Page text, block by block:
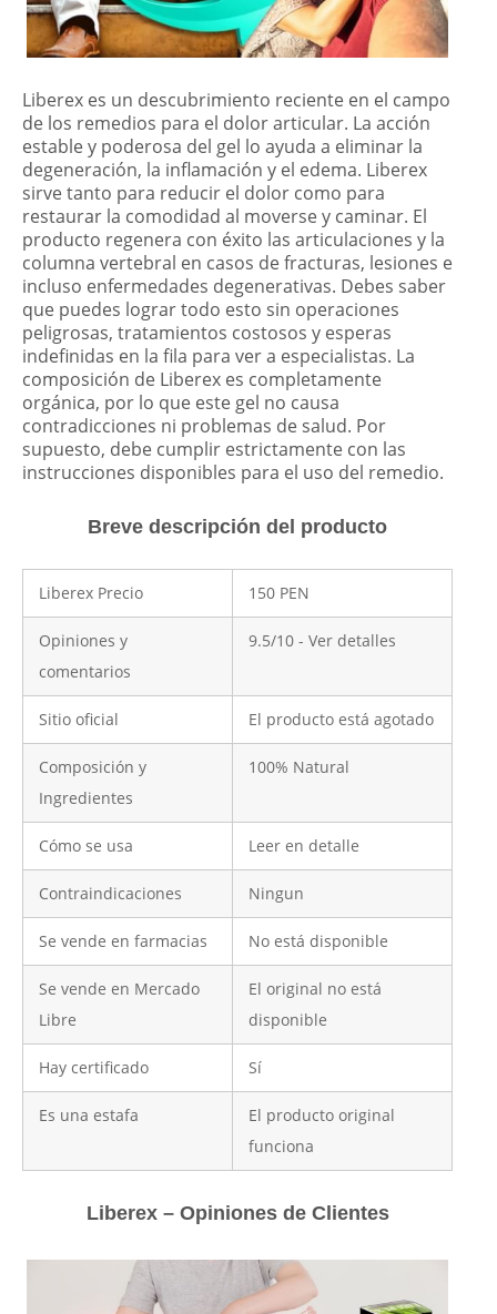
Liberex es un descubrimiento reciente en el campo
de los remedios para el dolor articular. La acción
estable y poderosa del gel lo ayuda a eliminar la
degeneración, la inflamación y el edema. Liberex
sirve tanto para reducir el dolor como para
restaurar la comodidad al moverse y caminar. El
producto regenera con éxito las articulaciones y la
columna vertebral en casos de fracturas, lesiones e
incluso enfermedades degenerativas. Debes saber
que puedes lograr todo esto sin operaciones
peligrosas, tratamientos costosos y esperas
indefinidas en la fila para ver a especialistas. La
composición de Liberex es completamente
orgánica, por lo que este gel no causa
contradicciones ni problemas de salud. Por
supuesto, debe cumplir estrictamente con las
instrucciones disponibles para el uso del remedio.
Breve descripción del producto
Liberex Precio 150 PEN
Opiniones y
comentarios
9.5/10 - Ver detalles
Sitio oficial El producto está agotado
Composición y
Ingredientes
100% Natural
Cómo se usa Leer en detalle
Contraindicaciones Ningun
Se vende en farmacias No está disponible
Se vende en Mercado
Libre
El original no está
disponible
Hay certificado Sí
Es una estafa
El producto original
funciona
Liberex – Opiniones de Clientes